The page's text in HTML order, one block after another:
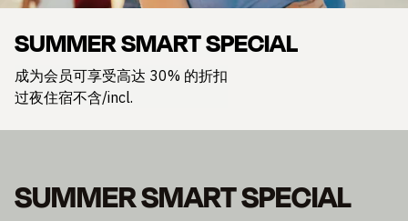
SUMMER SMART SPECIAL
成为会员可享受高达 30% 的折扣
过夜住宿不含/incl.
SUMMER SMART SPECIAL